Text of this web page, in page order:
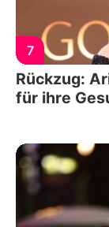
7
Rückzug:
für ihre